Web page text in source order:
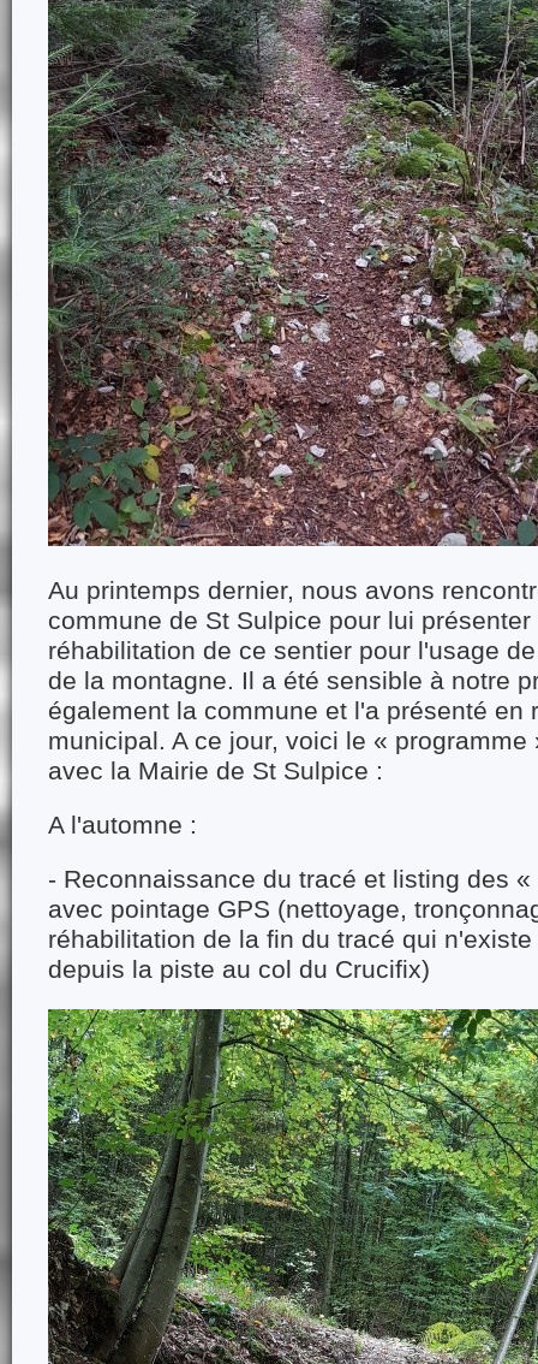
Au printemps dernier, nous avons
commune de St Sulpice pour lui
réhabilitation de ce sentier pour l'usage
de la montagne. Il a été sensible à notre
également la commune et l'a présenté en
municipal. A ce jour, voici le «
avec la Mairie de St Sulpice :
A l'automne :
- Reconnaissance du tracé et listing des
avec pointage GPS (nettoyage,
réhabilitation de la fin du tracé qui
depuis la piste au col du Crucifix)